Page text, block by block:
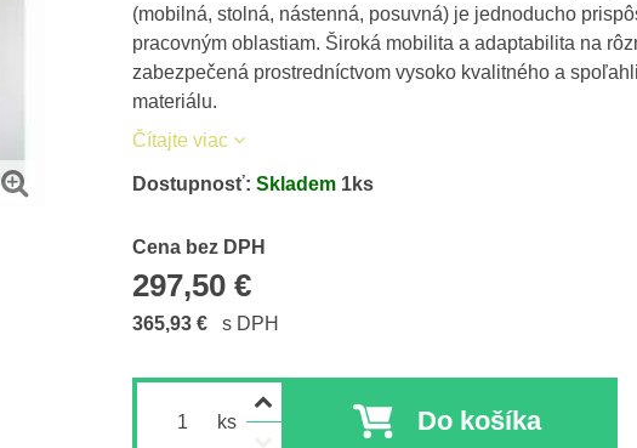
(mobilná, stolná, nástenná, posuvná) je jednoducho
pracovným oblastiam. Široká mobilita a adaptabilita na
zabezpečená prostredníctvom vysoko kvalitného a
materiálu.
Čítajte viac
Dostupnosť: Skladem 1ks
Cena bez DPH
297,50 €
Cena s DPH
365,93 € s DPH
ks Do košíka